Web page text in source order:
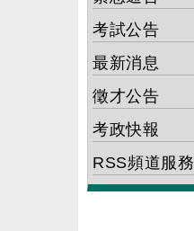
考試公告
最新消息
徵才公告
考政快報
RSS頻道服務